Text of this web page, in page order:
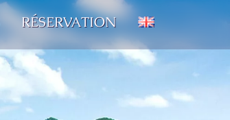
RÉSERVATION